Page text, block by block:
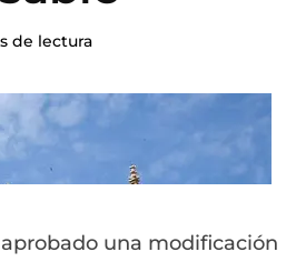
de lectura
una modificación